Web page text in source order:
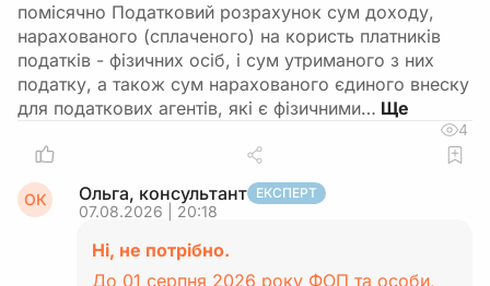
помісячно Податковий розрахунок сум доходу,
нарахованого (сплаченого) на користь платників
податків - фізичних осіб, і сум утриманого з них
податку, а також сум нарахованого єдиного внеску
для податкових агентів, які є фізичними…
4
ОК Ольга, консультант ЕКСПЕРТ
07.08.2026 | 20:18
Ні, не потрібно.
До 01 серпня 2026 року ФОП та особи,